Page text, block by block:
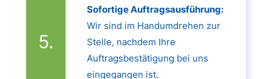
Sofortige Auftragsausführung:
Wir sind im Handumdrehen zur
Stelle, nachdem Ihre
Auftragsbestätigung bei uns
eingegangen ist.